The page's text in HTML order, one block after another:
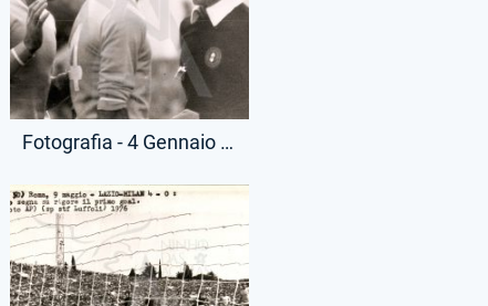
Fotografia - 4 Gennaio 1976 - Campionato Serie A - Lazio-Cesena